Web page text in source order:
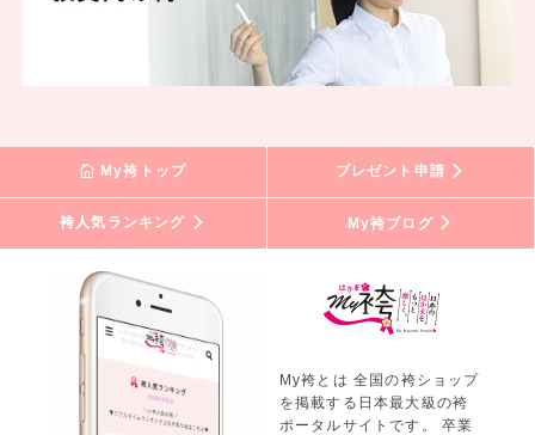
袴＋小振袖をレンタル頂きますと
なんとヘアセットや着付けを含む
7大特典が全部無料！
着るだけで、奥ゆかしくて
可愛く変身出来る袴は卒業式の憧れ。
TAKAZENの沢山の袴レンタルから
お気に入りをセレクトしよう！
My袴トップ プレゼント申請
袴人気ランキング My袴ブログ
My袴とは 全国の袴ショップ
を掲載する日本最大級の袴
ポータルサイトです。 卒業